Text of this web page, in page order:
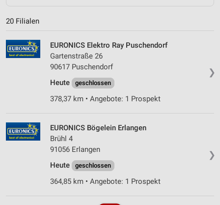
20 Filialen
❯
EURONICS Elektro Ray Puschendorf
Gartenstraße 26
90617 Puschendorf
Heute
geschlossen
378,37 km • Angebote: 1 Prospekt
❯
EURONICS Bögelein Erlangen
Brühl 4
91056 Erlangen
Heute
geschlossen
364,85 km • Angebote: 1 Prospekt